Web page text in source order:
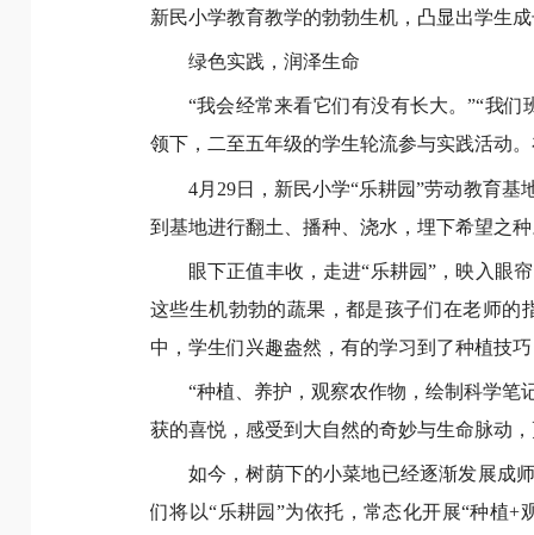
新民小学教育教学的勃勃生机，凸显出学生
绿色实践，润泽生命
“我会经常来看它们有没有长大。”“我们
领下，二至五年级的学生轮流参与实践活动
4月29日，新民小学“乐耕园”劳动教育
到基地进行翻土、播种、浇水，埋下希望之
眼下正值丰收，走进“乐耕园”，映入眼
这些生机勃勃的蔬果，都是孩子们在老师的
中，学生们兴趣盎然，有的学习到了种植技
“种植、养护，观察农作物，绘制科学
获的喜悦，感受到大自然的奇妙与生命脉动
如今，树荫下的小菜地已经逐渐发展成
们将以“乐耕园”为依托，常态化开展“种植